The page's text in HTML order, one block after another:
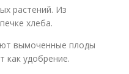
растений. Из
хлеба.
вымоченные плоды
как удобрение.